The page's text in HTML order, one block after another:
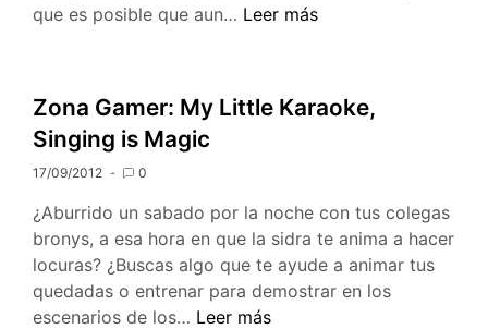
que es posible que aun… Noticia:
dias
fecha
de
la
S.3
Leer más
Zona Gamer: My Little Karaoke,
Singing is Magic
17/09/2012 0
¿Aburrido un sabado por la noche con tus colegas
bronys, a esa hora en que la sidra te anima a hacer
locuras? ¿Buscas algo que te ayude a animar tus
quedadas o entrenar para demostrar en los
escenarios de los… Zona
Leer más